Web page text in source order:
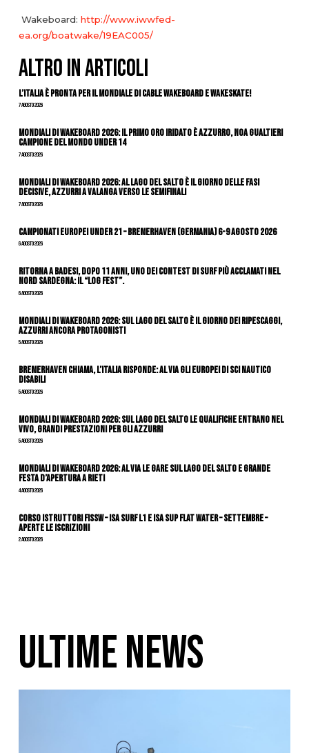
Wakeboard: http://www.iwwfed-
ea.org/boatwake/19EAC005/
ALTRO IN ARTICOLI
L’Italia è pronta per il Mondiale di Cable Wakeboard e Wakeskate!
7 Agosto 2026
Mondiali di Wakeboard 2026: il primo oro iridato è azzurro, Noa Gualtieri
campione del mondo Under 14
7 Agosto 2026
Mondiali di Wakeboard 2026: al Lago del Salto è il giorno delle fasi
decisive, azzurri a valanga verso le semifinali
7 Agosto 2026
Campionati Europei Under 21 – Bremerhaven (Germania) 6-9 agosto 2026
6 Agosto 2026
Ritorna a Badesi, dopo 11 anni, uno dei contest di surf più acclamati nel
nord Sardegna: il “Log Fest”.
6 Agosto 2026
Mondiali di Wakeboard 2026: sul Lago del Salto è il giorno dei ripescaggi,
azzurri ancora protagonisti
5 Agosto 2026
Bremerhaven chiama, l’Italia risponde: al via gli Europei di Sci Nautico
Disabili
5 Agosto 2026
Mondiali di Wakeboard 2026: sul Lago del Salto le qualifiche entrano nel
vivo, grandi prestazioni per gli azzurri
5 Agosto 2026
Mondiali di Wakeboard 2026: al via le gare sul Lago del Salto e grande
festa d’apertura a Rieti
4 Agosto 2026
CORSO ISTRUTTORI FISSW – ISA SURF L1 e ISA SUP Flat Water – SETTEMBRE –
APERTE LE ISCRIZIONI
2 Agosto 2026
ULTIME NEWS